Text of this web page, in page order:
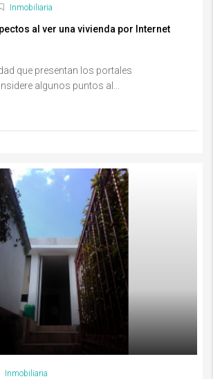
Inmobiliaria
al ver una vivienda por Internet
que presentan los portales
algunos puntos al...
Inmobiliaria